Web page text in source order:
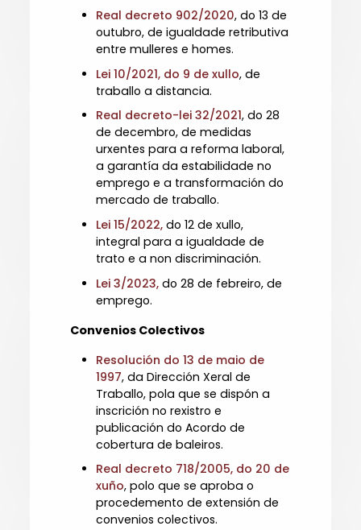
Real decreto 902/2020, do 13 de
outubro, de igualdade retributiva
entre mulleres e homes.
Lei 10/2021, do 9 de xullo, de
traballo a distancia.
Real decreto-lei 32/2021, do 28
de decembro, de medidas
urxentes para a reforma laboral,
a garantía da estabilidade no
emprego e a transformación do
mercado de traballo.
Lei 15/2022, do 12 de xullo,
integral para a igualdade de
trato e a non discriminación.
Lei 3/2023, do 28 de febreiro, de
emprego.
Convenios Colectivos
Resolución do 13 de maio de
1997, da Dirección Xeral de
Traballo, pola que se dispón a
inscrición no rexistro e
publicación do Acordo de
cobertura de baleiros.
Real decreto 718/2005, do 20 de
xuño, polo que se aproba o
procedemento de extensión de
convenios colectivos.